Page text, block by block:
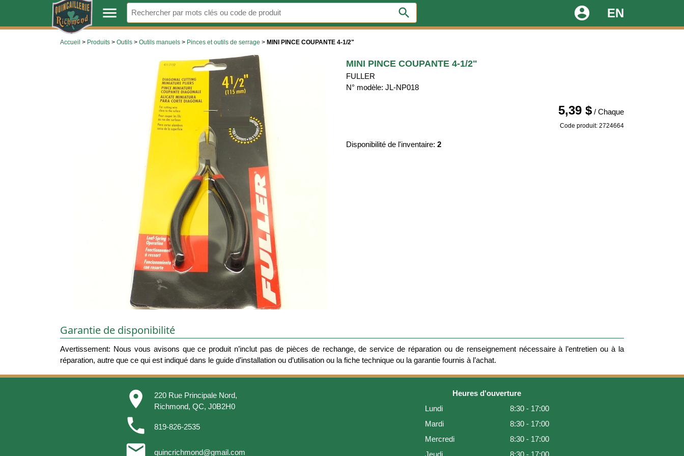
. menu search EN
account_circle
Accueil > Produits > Outils > Outils manuels > Pinces et outils de serrage > MINI PINCE COUPANTE 4-1/2"
MINI PINCE COUPANTE 4-1/2"
FULLER
N° modèle: JL-NP018
5,39 $/ Chaque
Code produit: 2724664
Disponibilité de l'inventaire: 2
Garantie de disponibilité
Avertissement: Nous vous avisons que ce produit n’inclut pas de pièces de rechange, de service de réparation ou de renseignement nécessaire à l’entretien ou à la
réparation, autre que ce qui est indiqué dans le guide d’installation ou d’utilisation ou la fiche technique ou la garantie fournis à l’achat.
place
220 Rue Principale Nord,
Richmond, QC, J0B2H0
phone 819-826-2535
email quincrichmond@gmail.com
Heures d'ouverture
Lundi
8:30 - 17:00
Mardi
8:30 - 17:00
Mercredi
8:30 - 17:00
Jeudi
8:30 - 17:00